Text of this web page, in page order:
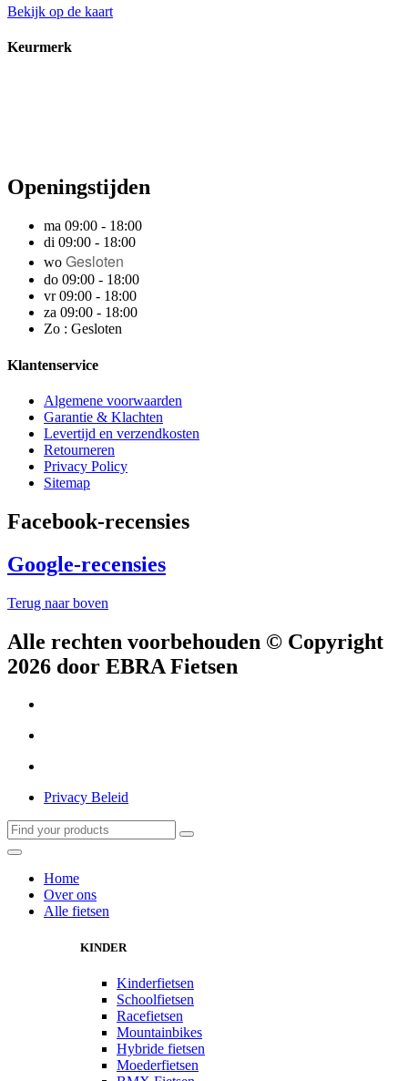
Bekijk op de kaart
Keurmerk
Openingstijden
ma 09:00 - 18:00
di 09:00 - 18:00
wo Gesloten
do 09:00 - 18:00
vr 09:00 - 18:00
za 09:00 - 18:00
Zo : Gesloten
Klantenservice
Algemene voorwaarden
Garantie & Klachten
Levertijd en verzendkosten
Retourneren
Privacy Policy
Sitemap
Facebook-recensies
Google-recensies
Terug naar boven
Alle rechten voorbehouden © Copyright
2026 door EBRA Fietsen
Privacy Beleid
Home
Over ons
Alle fietsen
KINDER
Kinderfietsen
Schoolfietsen
Racefietsen
Mountainbikes
Hybride fietsen
Moederfietsen